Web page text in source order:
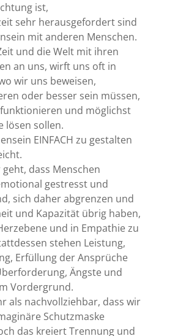
ist,
sehr herausgefordert sind
mit anderen Menschen.
und die Welt mit ihren
an uns, wirft uns oft in
wir uns beweisen,
oder besser sein müssen,
und möglichst
lösen sollen.
EINFACH zu gestalten
dass Menschen
gestresst und
sich daher abgrenzen und
und Kapazität übrig haben,
und in Empathie zu
stehen Leistung,
Erfüllung der Ansprüche
Ängste und
Vordergrund.
als nachvollziehbar, dass wir
Schutzmaske
das kreiert Trennung und